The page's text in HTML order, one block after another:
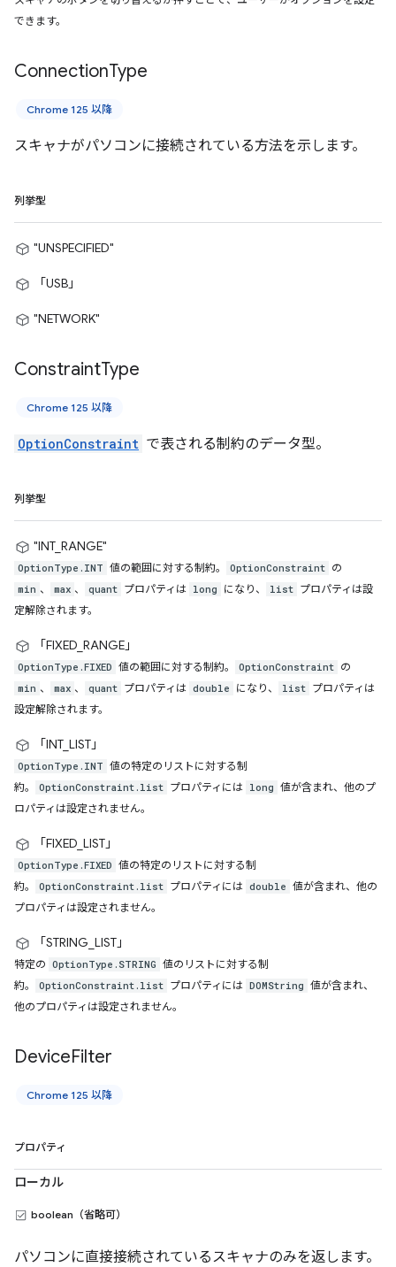
できます。
ConnectionType
Chrome 125 以降
スキャナがパソコンに接続されている方法を示します。
列挙型
"UNSPECIFIED"
「USB」
"NETWORK"
ConstraintType
Chrome 125 以降
OptionConstraint で表される制約のデータ型。
列挙型
"INT_RANGE"
OptionType.INT 値の範囲に対する制約。 OptionConstraint の
min 、 max 、 quant プロパティは long になり、 list プロパティは設
定解除されます。
「FIXED_RANGE」
OptionType.FIXED 値の範囲に対する制約。 OptionConstraint の
min 、 max 、 quant プロパティは double になり、 list プロパティは
設定解除されます。
「INT_LIST」
OptionType.INT 値の特定のリストに対する制
約。
OptionConstraint.list プロパティには long 値が含まれ、他のプ
ロパティは設定されません。
「FIXED_LIST」
OptionType.FIXED 値の特定のリストに対する制
約。
OptionConstraint.list プロパティには double 値が含まれ、他の
プロパティは設定されません。
「STRING_LIST」
特定の OptionType.STRING 値のリストに対する制
約。
OptionConstraint.list プロパティには DOMString 値が含まれ、
他のプロパティは設定されません。
DeviceFilter
Chrome 125 以降
プロパティ
ローカル
boolean（省略可）
パソコンに直接接続されているスキャナのみを返します。